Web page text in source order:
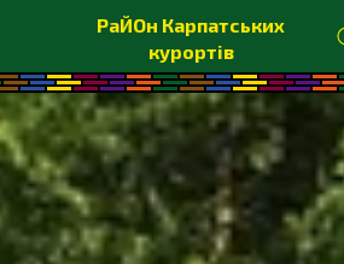
РаЙОн Карпатських
курортів